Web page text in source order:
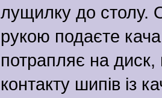
лущилку до столу.
рукою подаєте
потрапляє на
контакту шипів із